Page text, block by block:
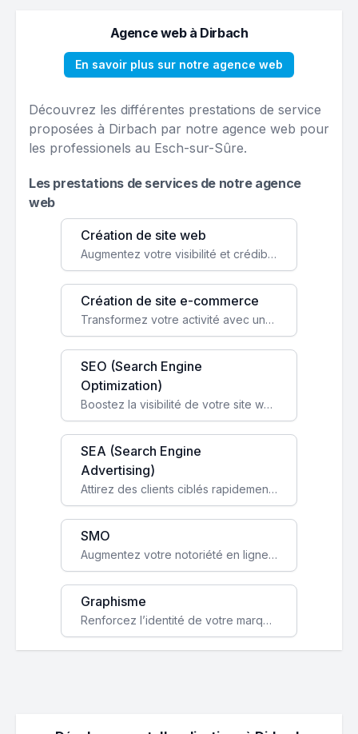
Agence web à Dirbach
En savoir plus sur notre agence web
Découvrez les différentes prestations de service
proposées à Dirbach par notre agence web pour
les professionels au Esch-sur-Sûre.
Les prestations de services de notre agence
web
Création de site web
Augmentez votre visibilité et crédibilité en ligne avec un site web performant, conçu pour attirer plus de clients.
Création de site e-commerce
Transformez votre activité avec une boutique en ligne, accessible à l'échelle mondiale 24/7.
SEO (Search Engine
Optimization)
Boostez la visibilité de votre site web sur Google et attirez du trafic qualifié grâce à nos stratégies SEO.
SEA (Search Engine
Advertising)
Attirez des clients ciblés rapidement avec des campagnes publicitaires payantes optimisées pour vos objectifs.
SMO
Augmentez votre notoriété en ligne et stimulez la croissance de votre entreprise grâce à une stratégie sociale sur mesure.
Graphisme
Renforcez l’identité de votre marque avec un design unique qui capte l’attention et engage vos clients.